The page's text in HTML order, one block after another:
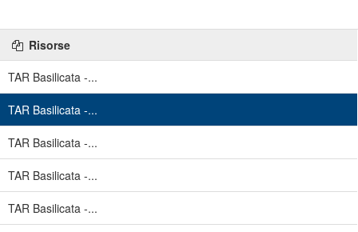
Risorse
TAR Basilicata -...
TAR Basilicata -...
TAR Basilicata -...
TAR Basilicata -...
TAR Basilicata -...